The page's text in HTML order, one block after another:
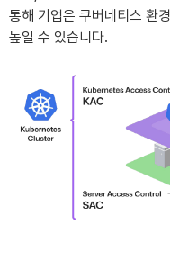
통해 기업은 쿠버네티스 환
높일 수 있습니다.